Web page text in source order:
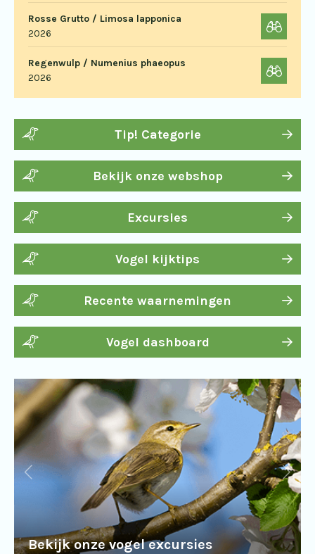
Rosse Grutto / Limosa lapponica
2026
Regenwulp / Numenius phaeopus
2026
Tip! Categorie
Bekijk onze webshop
Excursies
Vogel kijktips
Recente waarnemingen
Vogel dashboard
Bekijk onze vogel excursies